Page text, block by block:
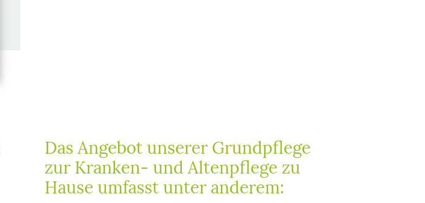
Das Angebot unserer Grundpflege
zur Kranken- und Altenpflege zu
Hause umfasst unter anderem: